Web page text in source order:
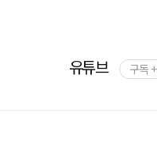
유튜브 구독 +